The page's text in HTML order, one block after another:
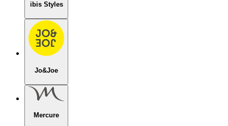
ibis Styles
Jo&Joe
Mercure